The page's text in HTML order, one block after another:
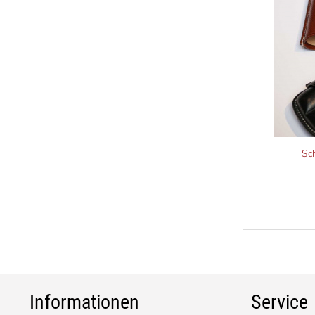
Informationen Service